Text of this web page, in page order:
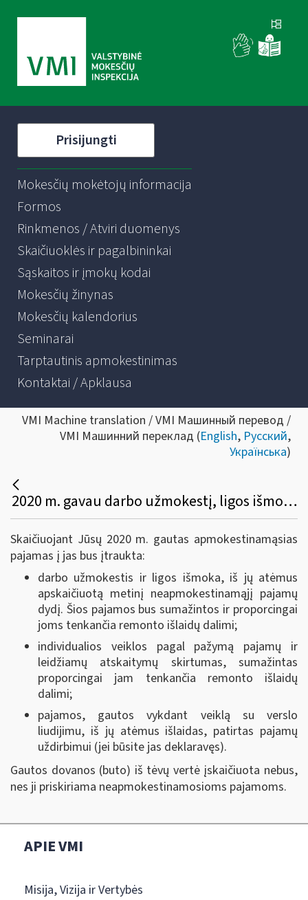
Prisijungti
Mokesčių mokėtojų informacija
Formos
Rinkmenos / Atviri duomenys
Skaičiuoklės ir pagalbininkai
Sąskaitos ir įmokų kodai
Mokesčių žinynas
Mokesčių kalendorius
Seminarai
Tarptautinis apmokestinimas
Kontaktai / Apklausa
VMI Machine translation / VMI Машинный перевод /
VMI Машинний переклад (English, Русский,
Українська)
2020 m. gavau darbo užmokestį, ligos išmoką, pajamų iš vykdytos individualios veiklos pagal pažymą ir verslo liudijimą. Tėvai man padovanojo butą. Be to, patyriau automobilio remonto išlaidas ir naudojausi pajamų mokesčio lengvata. Kaip bus skaičiuojamos mano 2020 m. gautos apmokestinamosios pajamos?
Skaičiuojant Jūsų 2020 m. gautas apmokestinamąsias
pajamas į jas bus įtraukta:
darbo užmokestis ir ligos išmoka, iš jų atėmus
apskaičiuotą metinį neapmokestinamąjį pajamų
dydį. Šios pajamos bus sumažintos ir proporcingai
joms tenkančia remonto išlaidų dalimi;
individualios veiklos pagal pažymą pajamų ir
leidžiamų atskaitymų skirtumas, sumažintas
proporcingai jam tenkančia remonto išlaidų
dalimi;
pajamos, gautos vykdant veiklą su verslo
liudijimu, iš jų atėmus išlaidas, patirtas pajamų
uždirbimui (jei būsite jas deklaravęs).
Gautos dovanos (buto) iš tėvų vertė įskaičiuota nebus,
nes ji priskiriama neapmokestinamosioms pajamoms.
APIE VMI
Misija, Vizija ir Vertybės